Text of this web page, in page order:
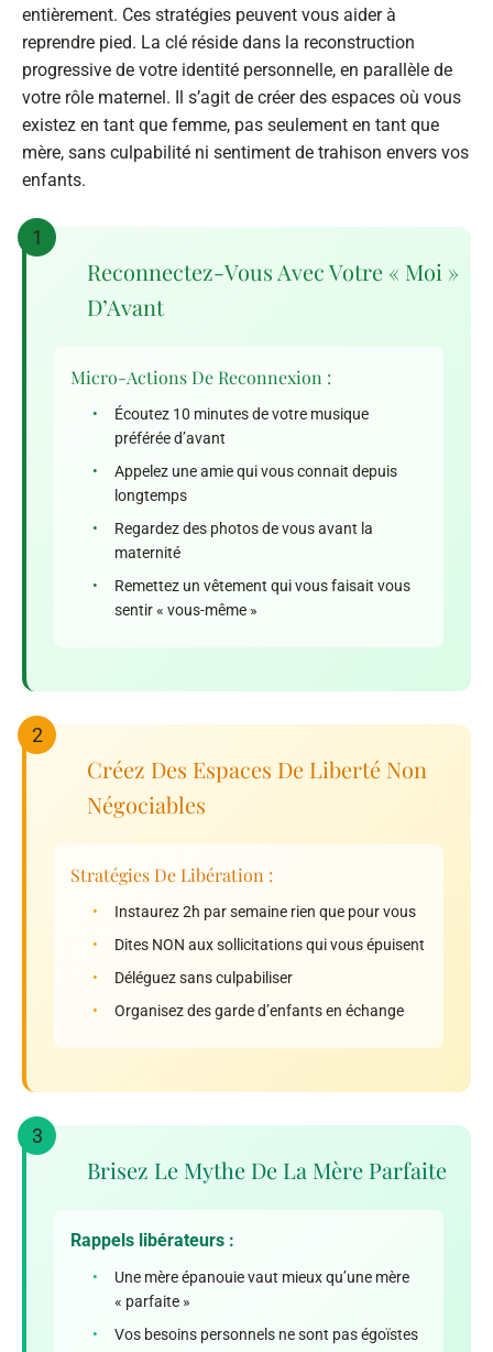
entièrement. Ces stratégies peuvent vous aider à
reprendre pied. La clé réside dans la reconstruction
progressive de votre identité personnelle, en parallèle de
votre rôle maternel. Il s’agit de créer des espaces où vous
existez en tant que femme, pas seulement en tant que
mère, sans culpabilité ni sentiment de trahison envers vos
enfants.
1
Reconnectez-Vous Avec Votre « Moi »
D’Avant
Micro-Actions De Reconnexion :
•
Écoutez 10 minutes de votre musique
préférée d’avant
•
Appelez une amie qui vous connait depuis
longtemps
•
Regardez des photos de vous avant la
maternité
•
Remettez un vêtement qui vous faisait vous
sentir « vous-même »
2
Créez Des Espaces De Liberté Non
Négociables
Stratégies De Libération :
•
Instaurez 2h par semaine rien que pour vous
•
Dites NON aux sollicitations qui vous épuisent
•
Déléguez sans culpabiliser
•
Organisez des garde d’enfants en échange
3
Brisez Le Mythe De La Mère Parfaite
Rappels libérateurs :
•
Une mère épanouie vaut mieux qu’une mère
« parfaite »
•
Vos besoins personnels ne sont pas égoïstes